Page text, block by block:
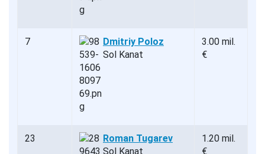
7
Dmitriy Poloz
Sol Kanat
3.00 mil.
€
23
Roman Tugarev
Sol Kanat
1.20 mil.
€